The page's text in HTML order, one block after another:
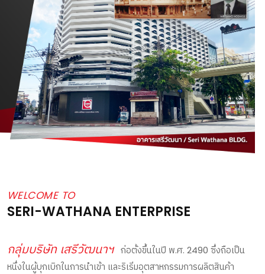
WELCOME TO
SERI-WATHANA ENTERPRISE
กลุ่มบริษัท เสรีวัฒนาฯ ก่อตั้งขึ้นในปี พ.ศ. 2490 ซึ่งถือเป็น
หนึ่งในผู้บุกเบิกในการนำเข้า และริเริ่มอุตสาหกรรมการผลิตสินค้า